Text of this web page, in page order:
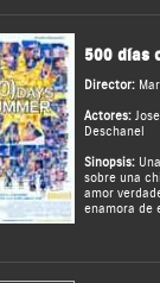
500 días
Director:
Actores:
Deschanel
Sinopsis:
sobre una
amor
enamora de